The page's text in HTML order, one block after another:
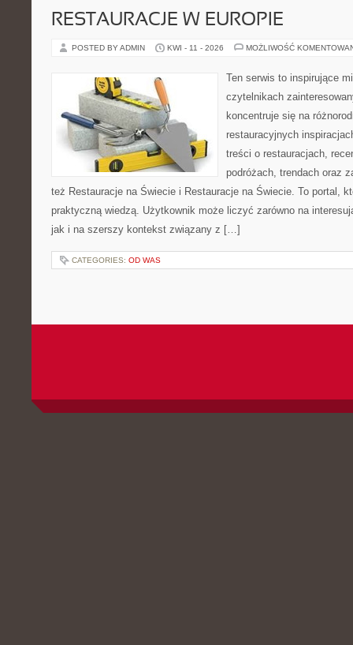
RESTAURACJE W EUROPIE
POSTED BY ADMIN KWI - 11 - 2026 MOŻLIWOŚĆ
Ten serwis to inspirujące
czytelnikach
koncentruje się na
restauracyjnych
treści o restauracjach,
podróżach, trendach oraz
też Restauracje na Świecie i Restauracje na Świecie. To portal,
praktyczną wiedzą. Użytkownik może liczyć zarówno na
jak i na szerszy kontekst związany z […]
CATEGORIES: OD WAS